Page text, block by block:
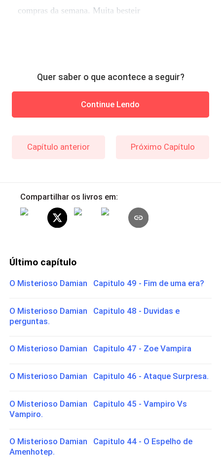
compras da semana. Muita besteir
Quer saber o que acontece a seguir?
Continue Lendo
Capítulo anterior Próximo Capítulo
Compartilhar os livros em:
Último capítulo
O Misterioso Damian Capitulo 49 - Fim de uma era?
O Misterioso Damian Capitulo 48 - Duvidas e
perguntas.
O Misterioso Damian Capitulo 47 - Zoe Vampira
O Misterioso Damian Capitulo 46 - Ataque Surpresa.
O Misterioso Damian Capitulo 45 - Vampiro Vs
Vampiro.
O Misterioso Damian Capitulo 44 - O Espelho de
Amenhotep.